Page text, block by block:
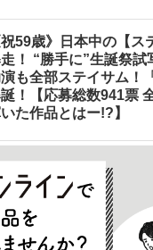
祝59歳》日本中の【ス
！ “勝手に”生誕祭試
も全部ステイサム！
！【応募総数941票
た作品とはー!?】